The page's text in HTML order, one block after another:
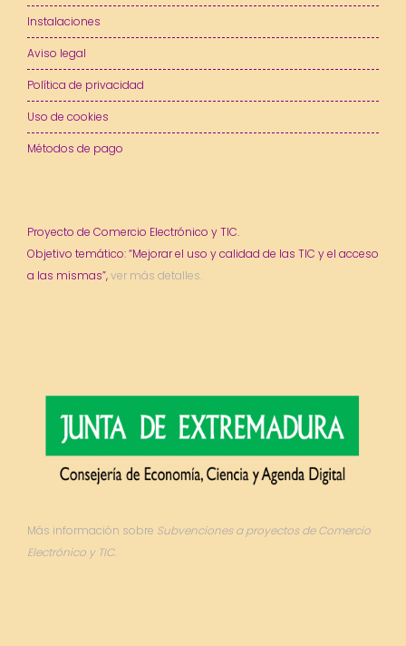
Instalaciones
Aviso legal
Política de privacidad
Uso de cookies
Métodos de pago
Proyecto de Comercio Electrónico y TIC.
Objetivo temático: “Mejorar el uso y calidad de las TIC y el acceso
a las mismas”,ver más detalles.
Más información sobre Subvenciones a proyectos de Comercio
Electrónico y TIC.